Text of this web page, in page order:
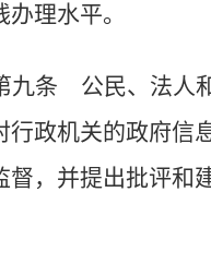
办理水平。
九条 公民、法人
行政机关的政府信
督，并提出批评和